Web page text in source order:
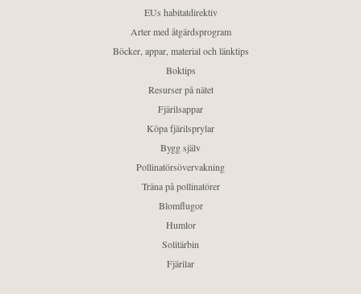
EUs habitatdirektiv
Arter med åtgärdsprogram
Böcker, appar, material och länktips
Boktips
Resurser på nätet
Fjärilsappar
Köpa fjärilsprylar
Bygg själv
Pollinatörsövervakning
Träna på pollinatörer
Blomflugor
Humlor
Solitärbin
Fjärilar